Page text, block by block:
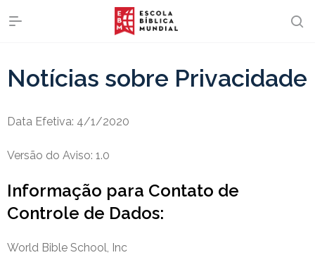
Notícias sobre Privacidade
Data Efetiva: 4/1/2020
Versão do Aviso: 1.0
Informação para Contato de
Controle de Dados:
World Bible School, Inc